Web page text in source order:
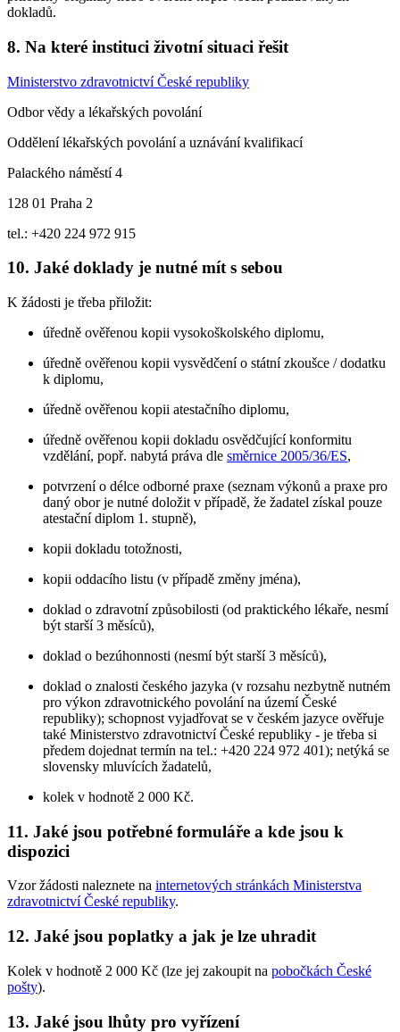
dokladů.
8. Na které instituci životní situaci řešit
Ministerstvo zdravotnictví České republiky
Odbor vědy a lékařských povolání
Oddělení lékařských povolání a uznávání kvalifikací
Palackého náměstí 4
128 01 Praha 2
tel.: +420 224 972 915
10. Jaké doklady je nutné mít s sebou
K žádosti je třeba přiložit:
úředně ověřenou kopii vysokoškolského diplomu,
úředně ověřenou kopii vysvědčení o státní zkoušce / dodatku
k diplomu,
úředně ověřenou kopii atestačního diplomu,
úředně ověřenou kopii dokladu osvědčující konformitu
vzdělání, popř. nabytá práva dle směrnice 2005/36/ES,
potvrzení o délce odborné praxe (seznam výkonů a praxe pro
daný obor je nutné doložit v případě, že žadatel získal pouze
atestační diplom 1. stupně),
kopii dokladu totožnosti,
kopii oddacího listu (v případě změny jména),
doklad o zdravotní způsobilosti (od praktického lékaře, nesmí
být starší 3 měsíců),
doklad o bezúhonnosti (nesmí být starší 3 měsíců),
doklad o znalosti českého jazyka (v rozsahu nezbytně nutném
pro výkon zdravotnického povolání na území České
republiky); schopnost vyjadřovat se v českém jazyce ověřuje
také Ministerstvo zdravotnictví České republiky - je třeba si
předem dojednat termín na tel.: +420 224 972 401); netýká se
slovensky mluvících žadatelů,
kolek v hodnotě 2 000 Kč.
11. Jaké jsou potřebné formuláře a kde jsou k
dispozici
Vzor žádosti naleznete na internetových stránkách Ministerstva
zdravotnictví České republiky.
12. Jaké jsou poplatky a jak je lze uhradit
Kolek v hodnotě 2 000 Kč (lze jej zakoupit na pobočkách České
pošty).
13. Jaké jsou lhůty pro vyřízení